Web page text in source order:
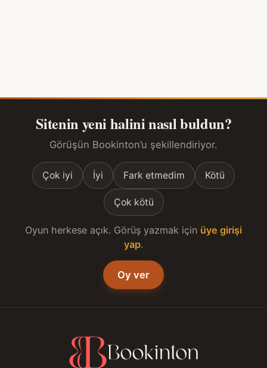
Sitenin yeni halini nasıl buldun?
Görüşün Bookinton’u şekillendiriyor.
Çok iyi İyi Fark etmedim Kötü
Çok kötü
Oyun herkese açık. Görüş yazmak için üye girişi
yap.
Oy ver